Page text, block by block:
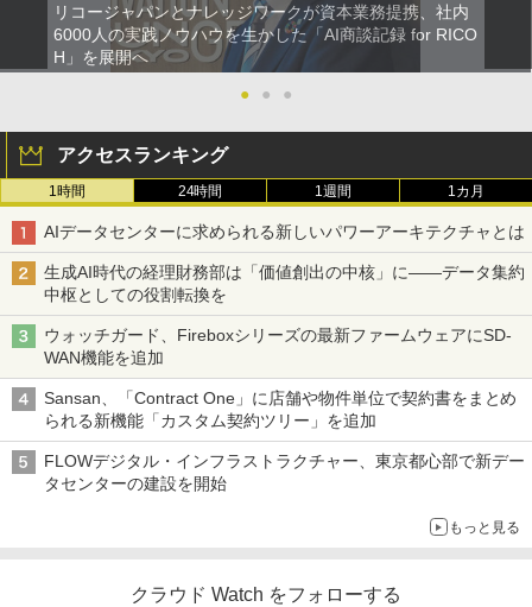
リコージャパンとナレッジワークが資本業務提携、社内
6000人の実践ノウハウを生かした「AI商談記録 for RICO
H」を展開へ
●
● ●
アクセスランキング
1時間 24時間 1週間 1カ月
AIデータセンターに求められる新しいパワーアーキテクチャとは
生成AI時代の経理財務部は「価値創出の中核」に――データ集約
中枢としての役割転換を
ウォッチガード、Fireboxシリーズの最新ファームウェアにSD-
WAN機能を追加
Sansan、「Contract One」に店舗や物件単位で契約書をまとめ
られる新機能「カスタム契約ツリー」を追加
FLOWデジタル・インフラストラクチャー、東京都心部で新デー
タセンターの建設を開始
もっと見る
クラウド Watch をフォローする